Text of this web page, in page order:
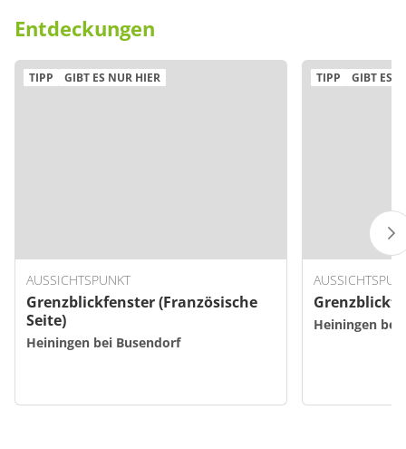
Entdeckungen
TIPP GIBT ES NUR HIER
AUSSICHTSPUNKT
Grenzblickfenster (Französische
Seite)
Heiningen bei Busendorf
TIPP GIBT ES
Heiningen bei